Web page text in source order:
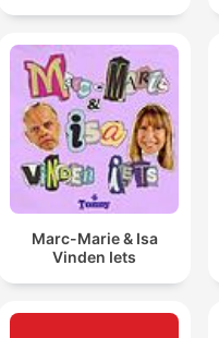
Marc-Marie & Isa
Vinden Iets